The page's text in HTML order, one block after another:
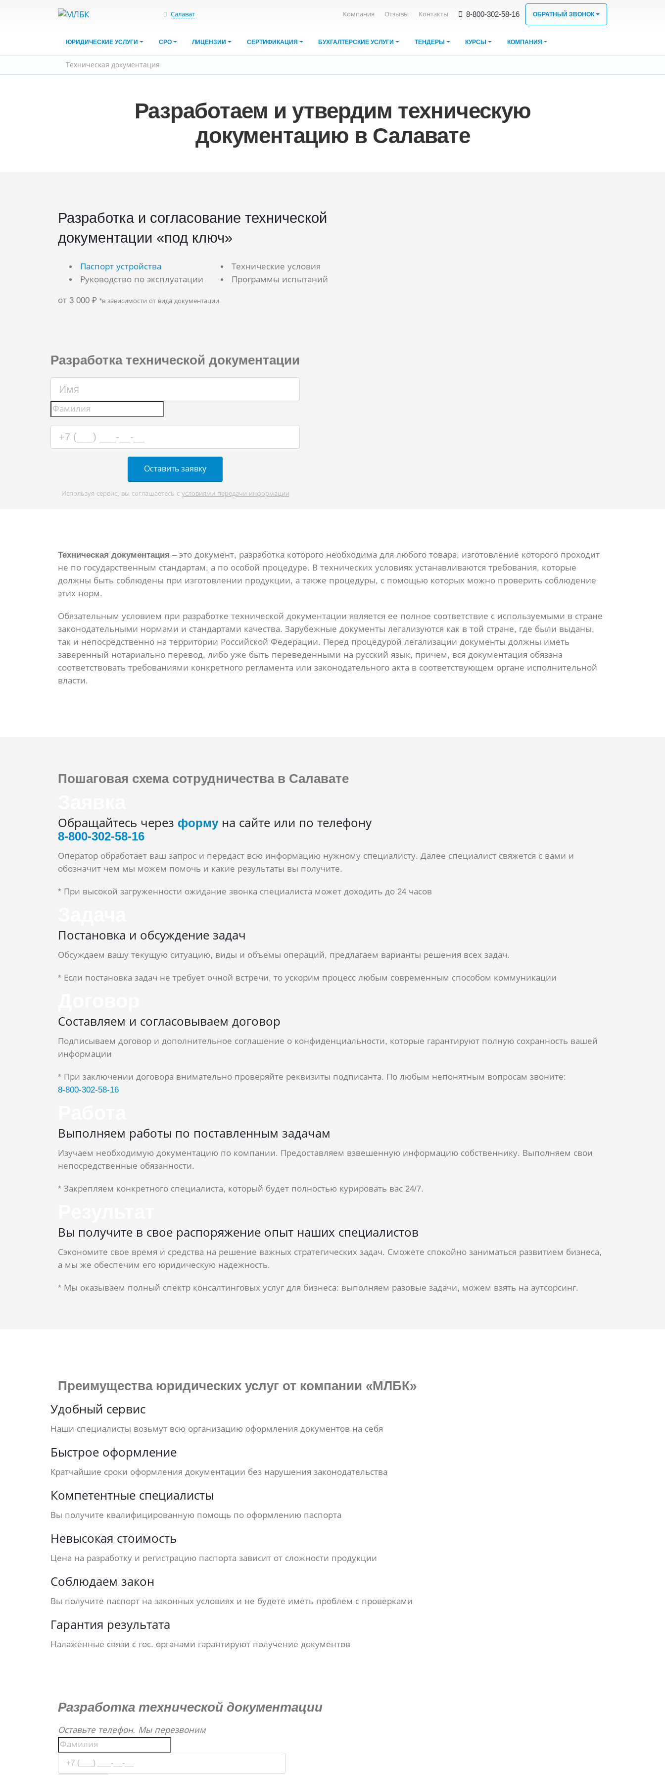
Салават Компания Отзывы Контакты 8‑800‑302‑58‑16 ОБРАТНЫЙ ЗВОНОК
ЮРИДИЧЕСКИЕ УСЛУГИ СРО ЛИЦЕНЗИИ СЕРТИФИКАЦИЯ БУХГАЛТЕРСКИЕ УСЛУГИ ТЕНДЕРЫ КУРСЫ КОМПАНИЯ
Техническая документация
Разработаем и утвердим техническую
документацию в Салавате
Разработка и согласование технической
документации «под ключ»
Паспорт устройства
Руководство по эксплуатации
Технические условия
Программы испытаний
от 3 000 ₽ *в зависимости от вида документации
Разработка технической документации
Оставить заявку
Используя сервис, вы соглашаетесь с условиями передачи информации
Техническая документация – это документ, разработка которого необходима для любого товара, изготовление которого проходит
не по государственным стандартам, а по особой процедуре. В технических условиях устанавливаются требования, которые
должны быть соблюдены при изготовлении продукции, а также процедуры, с помощью которых можно проверить соблюдение
этих норм.
Обязательным условием при разработке технической документации является ее полное соответствие с используемыми в стране
законодательными нормами и стандартами качества. Зарубежные документы легализуются как в той стране, где были выданы,
так и непосредственно на территории Российской Федерации. Перед процедурой легализации документы должны иметь
заверенный нотариально перевод, либо уже быть переведенными на русский язык, причем, вся документация обязана
соответствовать требованиями конкретного регламента или законодательного акта в соответствующем органе исполнительной
власти.
Пошаговая схемасотрудничества в Салавате
Обращайтесь через форму на сайте или по телефону
8‑800‑302‑58‑16
Оператор обработает ваш запрос и передаст всю информацию нужному специалисту. Далее специалист свяжется с вами и
обозначит чем мы можем помочь и какие результаты вы получите.
* При высокой загруженности ожидание звонка специалиста может доходить до 24 часов
Постановка и обсуждение задач
Обсуждаем вашу текущую ситуацию, виды и объемы операций, предлагаем варианты решения всех задач.
* Если постановка задач не требует очной встречи, то ускорим процесс любым современным способом коммуникации
Составляем и согласовываем договор
Подписываем договор и дополнительное соглашение о конфиденциальности, которые гарантируют полную сохранность вашей
информации
* При заключении договора внимательно проверяйте реквизиты подписанта. По любым непонятным вопросам звоните:
8‑800‑302‑58‑16
Выполняем работы по поставленным задачам
Изучаем необходимую документацию по компании. Предоставляем взвешенную информацию собственнику. Выполняем свои
непосредственные обязанности.
* Закрепляем конкретного специалиста, который будет полностью курировать вас 24/7.
Вы получите в свое распоряжение опыт наших специалистов
Сэкономите свое время и средства на решение важных стратегических задач. Сможете спокойно заниматься развитием бизнеса,
а мы же обеспечим его юридическую надежность.
* Мы оказываем полный спектр консалтинговых услуг для бизнеса: выполняем разовые задачи, можем взять на аутсорсинг.
Преимуществаюридических услуг от компании «МЛБК»
Удобный сервис
Наши специалисты возьмут всю организацию оформления документов на себя
Быстрое оформление
Кратчайшие сроки оформления документации без нарушения законодательства
Компетентные специалисты
Вы получите квалифицированную помощь по оформлению паспорта
Невысокая стоимость
Цена на разработку и регистрацию паспорта зависит от сложности продукции
Соблюдаем закон
Вы получите паспорт на законных условиях и не будете иметь проблем с проверками
Гарантия результата
Налаженные связи с гос. органами гарантируют получение документов
Разработка технической документации
Оставьте телефон. Мы перезвоним